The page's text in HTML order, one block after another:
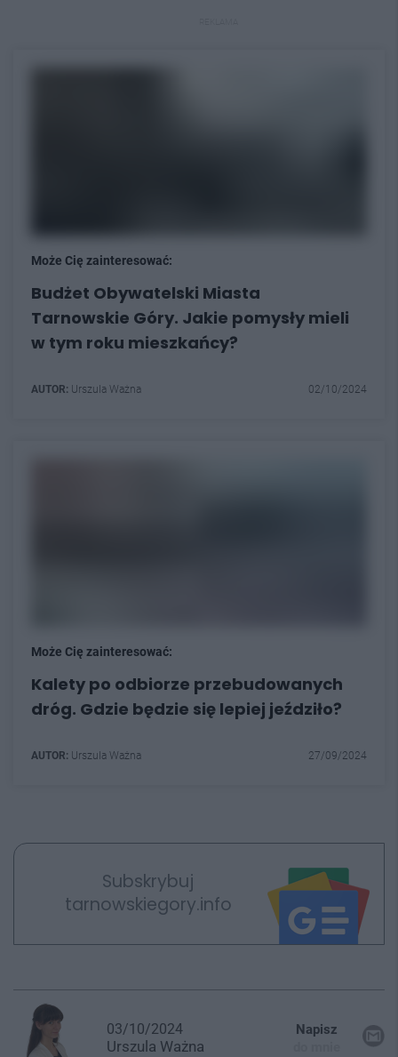
Może Cię zainteresować:
Budżet Obywatelski Miasta
Tarnowskie Góry. Jakie pomysły mieli
w tym roku mieszkańcy?
AUTOR: Urszula Ważna 02/10/2024
Może Cię zainteresować:
Kalety po odbiorze przebudowanych
dróg. Gdzie będzie się lepiej jeździło?
AUTOR: Urszula Ważna 27/09/2024
Subskrybuj
tarnowskiegory.info
03/10/2024
Urszula Ważna
Napisz